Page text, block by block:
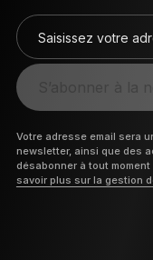
Saisissez votre
S’abonner à la
Votre adresse email sera
newsletter, ainsi que des
désabonner à tout
savoir plus sur la gestion